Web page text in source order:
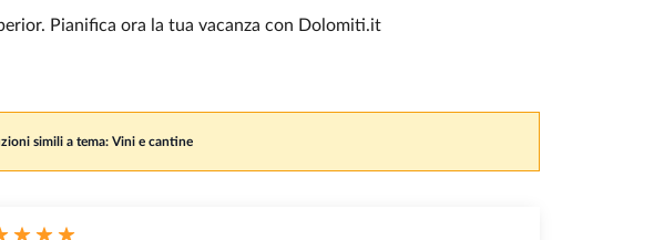
Pianifica ora la tua vacanza con Dolomiti.it
simili a tema: Vini e cantine